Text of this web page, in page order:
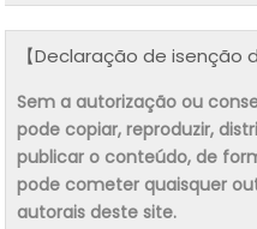
【Declaração de isenção
Sem a autorização ou
pode copiar, reproduzir,
publicar o conteúdo, de
pode cometer quaisquer
autorais deste site.